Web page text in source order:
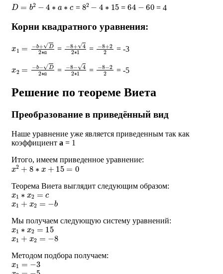
D= 2− a = 82 ∗ 15 =64 60 = 4
Корни квадратного уравнения:
+ D2∗ = 8 + 42 = 8 +2 = -3
b−D2∗ = −8−42 1
= −8−2 = -5
Решение по теореме Виета
Преобразование в приведённый вид
Наше уравнение уже является приведенным так как
коэффициент a = 1
Итого, имеем приведенное уравнение:
x2+8∗x+15=0
Теорема Виета выглядит следующим образом:
x1∗x2= c
x1 + x2 =− b
Мы получаем следующую систему уравнений:
x1∗x2=15
x1 + x2 =− 8
Методом подбора получаем:
x1=−3
x2 =−